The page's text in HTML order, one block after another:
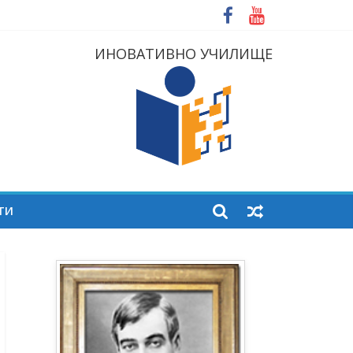
ИНОВАТИВНО УЧИЛИЩЕ